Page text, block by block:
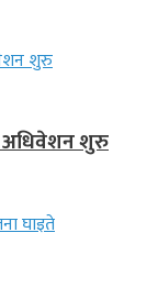
अधिवेशन शुरु